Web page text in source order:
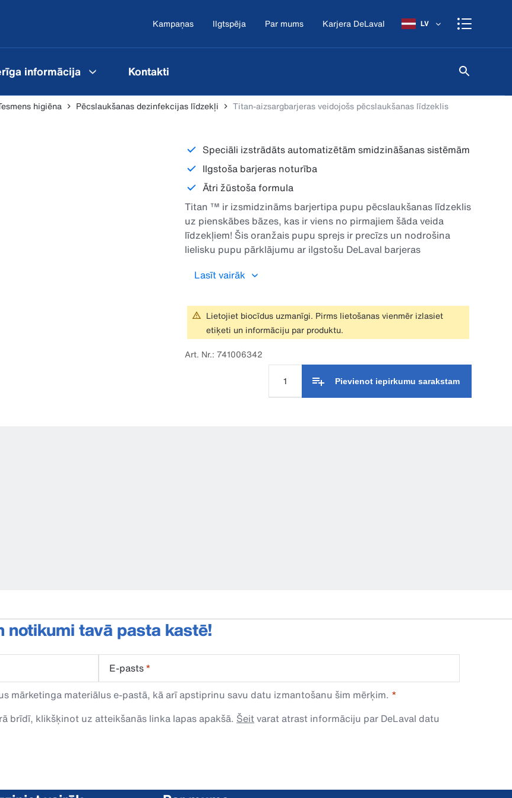
Kampaņas Ilgtspēja Par mums Karjera DeLaval LV
informācija Kontakti
higiēna Pēcslaukšanas dezinfekcijas līdzekļi Titan-aizsargbarjeras veidojošs pēcslaukšanas līdzeklis
Speciāli izstrādāts automatizētām smidzināšanas sistēmām
Ilgstoša barjeras noturība
Ātri žūstoša formula
Titan ™ ir izsmidzināms barjertipa pupu pēcslaukšanas līdzeklis
uz pienskābes bāzes, kas ir viens no pirmajiem šāda veida
līdzekļiem! Šis oranžais pupu sprejs ir precīzs un nodrošina
lielisku pupu pārklājumu ar ilgstošu DeLaval barjeras
Lasīt vairāk
Lietojiet biocīdus uzmanīgi. Pirms lietošanas vienmēr izlasiet
etiķeti un informāciju par produktu.
Art. Nr.: 741006342
Pievienot iepirkumu sarakstam
notikumi tavā pasta kastē!
E-pasts*
mārketinga materiālus e-pastā, kā arī apstiprinu savu datu izmantošanu šim mērķim.
brīdī, klikšķinot uz atteikšanās linka lapas apakšā. Šeitvarat atrast informāciju par DeLaval datu